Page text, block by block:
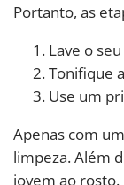
Portanto, as
Lave o
Tonifique
Use um
Apenas com
limpeza. Além
jovem ao